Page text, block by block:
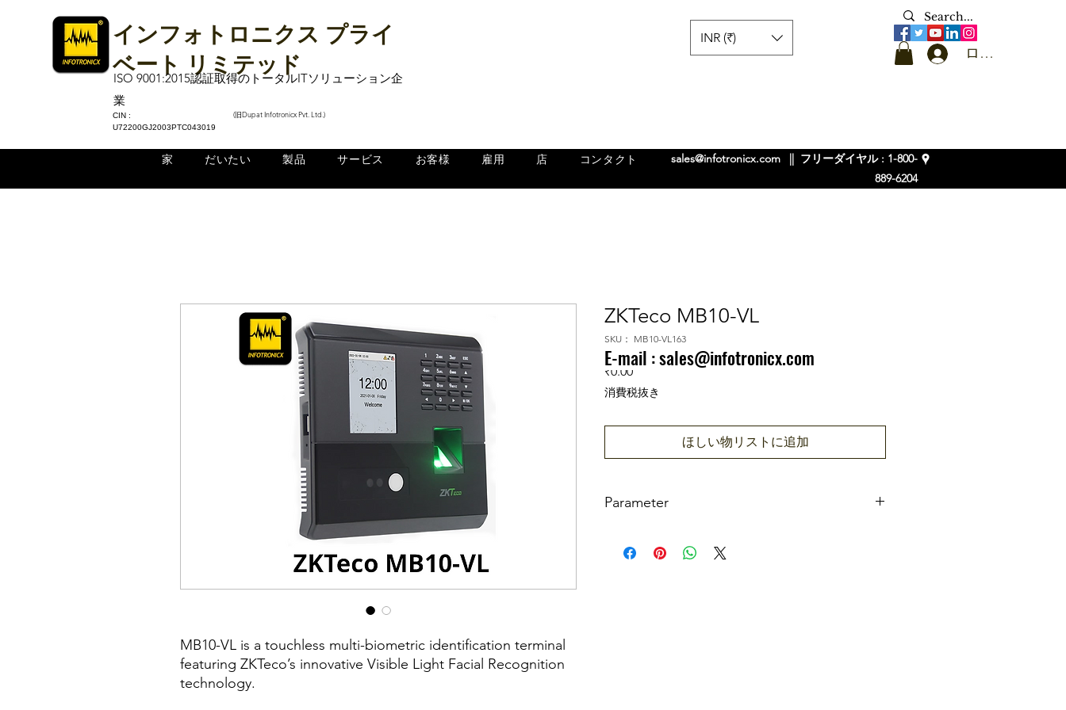
インフォトロニクス プライ
ベート リミテッド
ISO 9001:2015認証取得のトータルITソリューション企
業
CIN :
U72200GJ2003PTC043019
(旧Dupat Infotronicx Pvt. Ltd.)
ログイン
INR (₹)
家 だいたい 製品 サービス お客様 雇用 店 コンタクト sales@infotronicx.com
|| フリーダイヤル : 1-800-
889-6204
MB10-VL is a touchless multi-biometric identification terminal
featuring ZKTeco’s innovative Visible Light Facial Recognition
technology.
ZKTeco MB10-VL
SKU： MB10-VL163
₹0.00価格
消費税抜き
ほしい物リストに追加
Parameter
Display
E-mail :sales@infotronicx.com